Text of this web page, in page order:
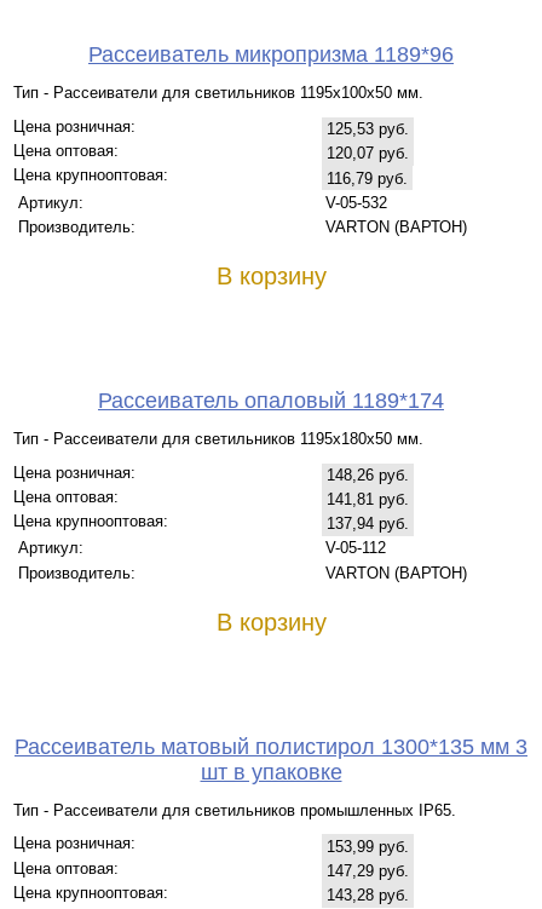
Рассеиватель микропризма 1189*96
Тип - Рассеиватели для светильников 1195х100х50 мм.
Цена розничная:
125,53 руб.
Цена оптовая:
120,07 руб.
Цена крупнооптовая:
116,79 руб.
Артикул:
V-05-532
Производитель:
VARTON (ВАРТОН)
В корзину
Рассеиватель опаловый 1189*174
Тип - Рассеиватели для светильников 1195х180х50 мм.
Цена розничная:
148,26 руб.
Цена оптовая:
141,81 руб.
Цена крупнооптовая:
137,94 руб.
Артикул:
V-05-112
Производитель:
VARTON (ВАРТОН)
В корзину
Рассеиватель матовый полистирол 1300*135 мм 3
шт в упаковке
Тип - Рассеиватели для светильников промышленных IP65.
Цена розничная:
153,99 руб.
Цена оптовая:
147,29 руб.
Цена крупнооптовая:
143,28 руб.